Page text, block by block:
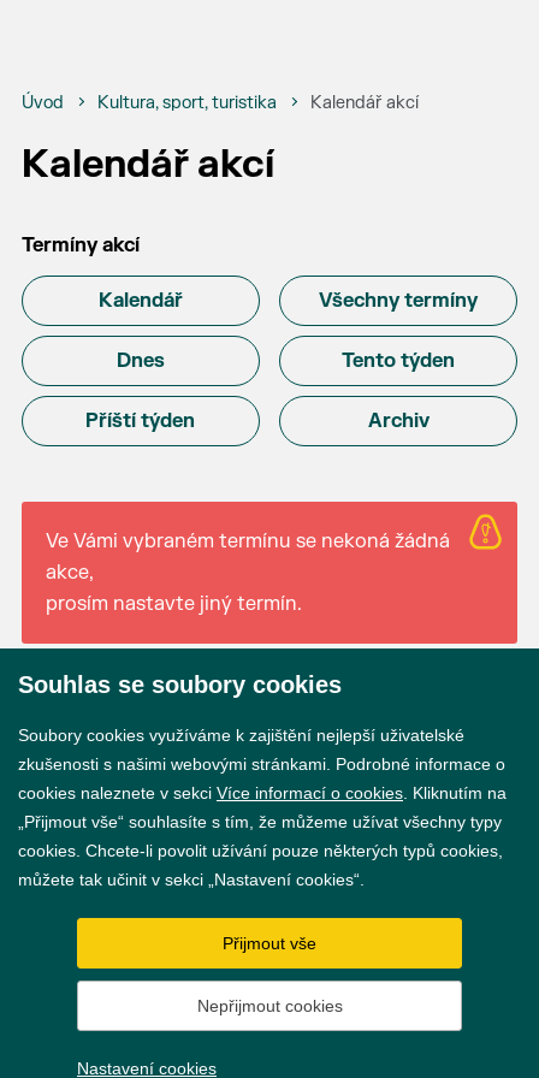
Úvod Kultura, sport, turistika Kalendář akcí
Kalendář akcí
Termíny akcí
Kalendář Všechny termíny
Dnes Tento týden
Příští týden Archiv
Ve Vámi vybraném termínu se nekoná žádná
akce,
prosím nastavte jiný termín.
GDPR
Nastavení cookies
Souhlas se soubory cookies
Soubory cookies využíváme k zajištění nejlepší uživatelské
zkušenosti s našimi webovými stránkami. Podrobné informace o
cookies naleznete v sekci Více informací o cookies . Kliknutím na
„Přijmout vše“ souhlasíte s tím, že můžeme užívat všechny typy
cookies. Chcete-li povolit užívání pouze některých typů cookies,
můžete tak učinit v sekci „Nastavení cookies“.
Přijmout vše
Nepřijmout cookies
Nastavení cookies